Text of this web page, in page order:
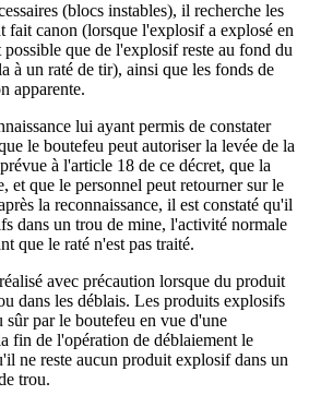
(blocs instables), il recherche les
fait canon (lorsque l'explosif a explosé en
que de l'explosif reste au fond du
à un raté de tir), ainsi que les fonds de
apparente.
lui ayant permis de constater
le boutefeu peut autoriser la levée de la
à l'article 18 de ce décret, que la
et que le personnel peut retourner sur le
la reconnaissance, il est constaté qu'il
dans un trou de mine, l'activité normale
que le raté n'est pas traité.
avec précaution lorsque du produit
dans les déblais. Les produits explosifs
sûr par le boutefeu en vue d'une
fin de l'opération de déblaiement le
ne reste aucun produit explosif dans un
trou.